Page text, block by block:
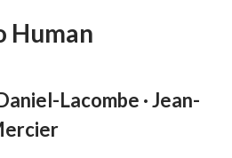
Human
Lacombe · Jean-